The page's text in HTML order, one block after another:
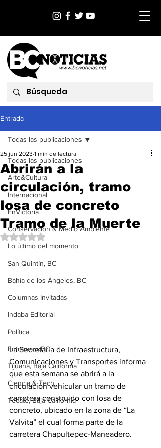
Entrada
Todas las publicaciones
Arte&Cultura
Internacional
EnVictoria
Conservación & Medio Ambiente
Lo último del momento
San Quintín, BC
Bahía de los Ángeles, BC
Columnas Invitadas
Indaba Editorial
Política
EntramadoBC
Tijuana, Baja California
Ciencia & Tech
Tecate, Baja California
Todas las publicaciones
Abrirán a la
circulación, tramo
losa de concreto
Tramo de la Muerte
25 jun 2023 1 min de lectura
Obtuvo NaN de 5 estrellas.
La Secretaría de Infraestructura,
Comunicaciones y Transportes informa
que esta semana se abrirá a la
circulación vehicular un tramo de
carretera construido con losa de
concreto, ubicado en la zona de “La
Valvita” el cual forma parte de la
carretera Chapultepec-Maneadero.